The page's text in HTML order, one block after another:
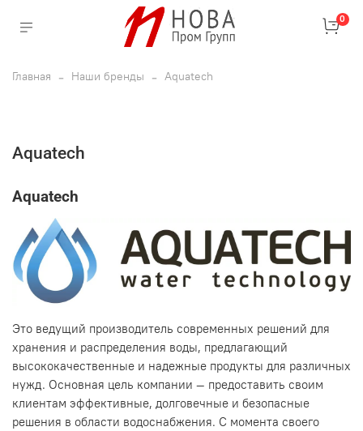
0
Главная Наши бренды Aquatech
Aquatech
Aquatech
Это ведущий производитель современных решений для
хранения и распределения воды, предлагающий
высококачественные и надежные продукты для различных
нужд. Основная цель компании — предоставить своим
клиентам эффективные, долговечные и безопасные
решения в области водоснабжения. С момента своего